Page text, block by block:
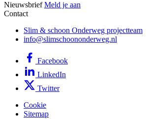
Nieuwsbrief Meld je aan
Contact
Slim & schoon Onderweg projectteam
info@slimschoononderweg.nl
Facebook
LinkedIn
Twitter
Cookie
Sitemap